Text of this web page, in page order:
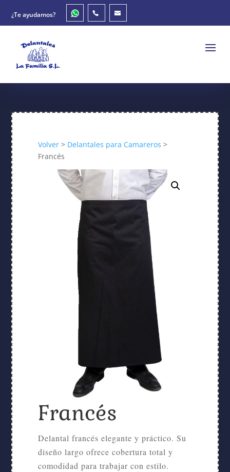
¿Te ayudamos?
Volver> Delantales para Camareros >
Francés
Francés
Delantal francés elegante y práctico. Su
diseño largo ofrece cobertura total y
comodidad para trabajar con estilo.